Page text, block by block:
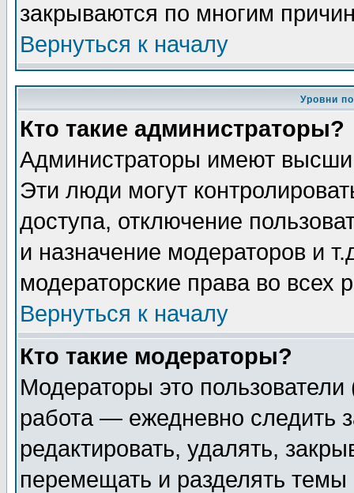
закрываются по многим
Вернуться к началу
Уровни
Кто такие администраторы?
Администраторы имеют
Эти люди могут
доступа, отключение
и назначение модераторов и
модераторские права во всех
Вернуться к началу
Кто такие модераторы?
Модераторы это
работа — ежедневно следить
редактировать, удалять,
перемещать и разделять